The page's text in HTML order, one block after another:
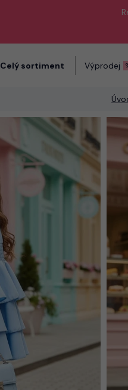
Celý sortiment Výprodej